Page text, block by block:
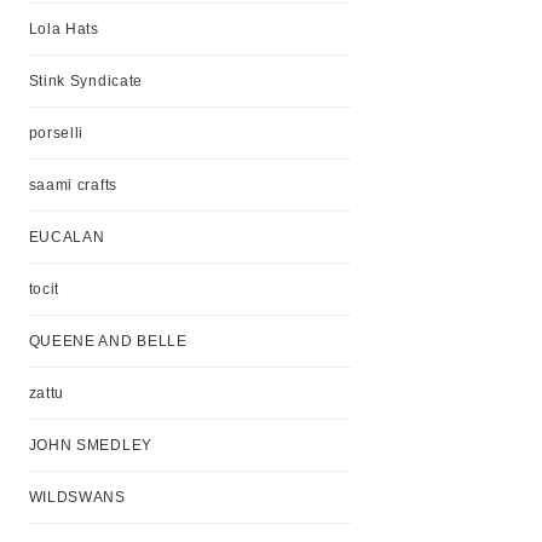
Lola Hats
Stink Syndicate
porselli
saami crafts
EUCALAN
tocit
QUEENE AND BELLE
zattu
JOHN SMEDLEY
WILDSWANS